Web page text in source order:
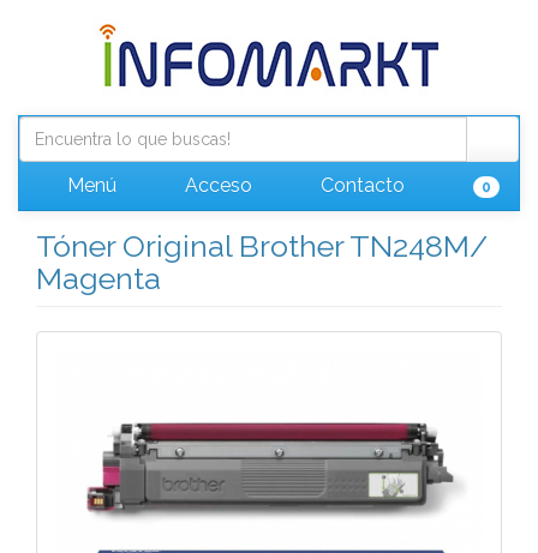
Menú Acceso Contacto 0
Tóner Original Brother TN248M/
Magenta